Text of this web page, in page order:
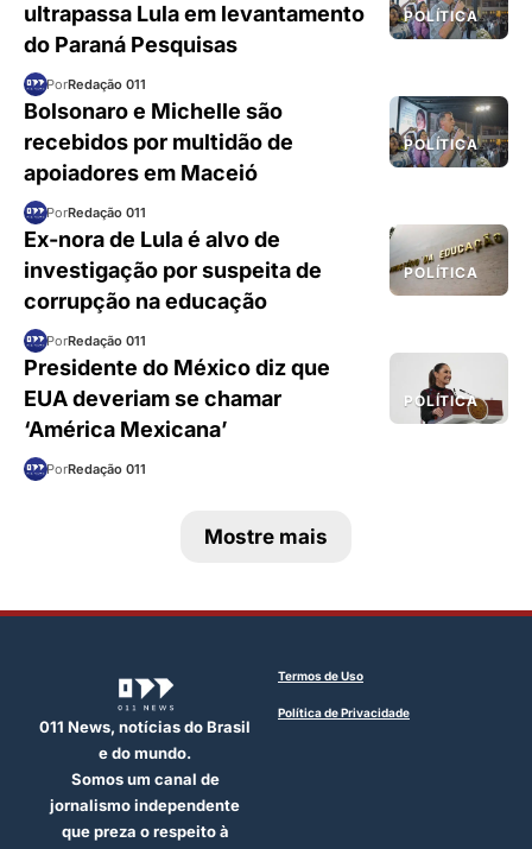
POLÍTICA
ultrapassa Lula em levantamento
do Paraná Pesquisas
PorRedação 011
POLÍTICA
Bolsonaro e Michelle são
recebidos por multidão de
apoiadores em Maceió
PorRedação 011
POLÍTICA
Ex-nora de Lula é alvo de
investigação por suspeita de
corrupção na educação
PorRedação 011
POLÍTICA
Presidente do México diz que
EUA deveriam se chamar
‘América Mexicana’
PorRedação 011
Mostre mais
011 News, notícias do Brasil
e do mundo.
Somos um canal de
jornalismo independente
que preza o respeito à
Termos de Uso
Política de Privacidade